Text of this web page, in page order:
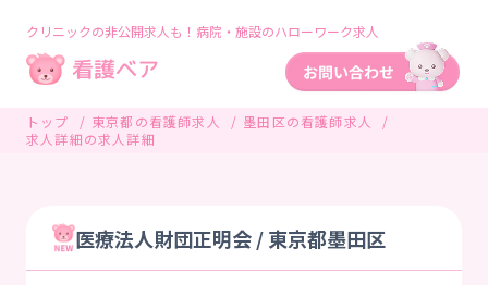
クリニックの非公開求人も！病院・施設のハローワーク求人
トップ 東京都の看護師求人
墨田区の看護師求人
求人詳細の求人詳細
医療法人財団正明会 / 東京都墨田区